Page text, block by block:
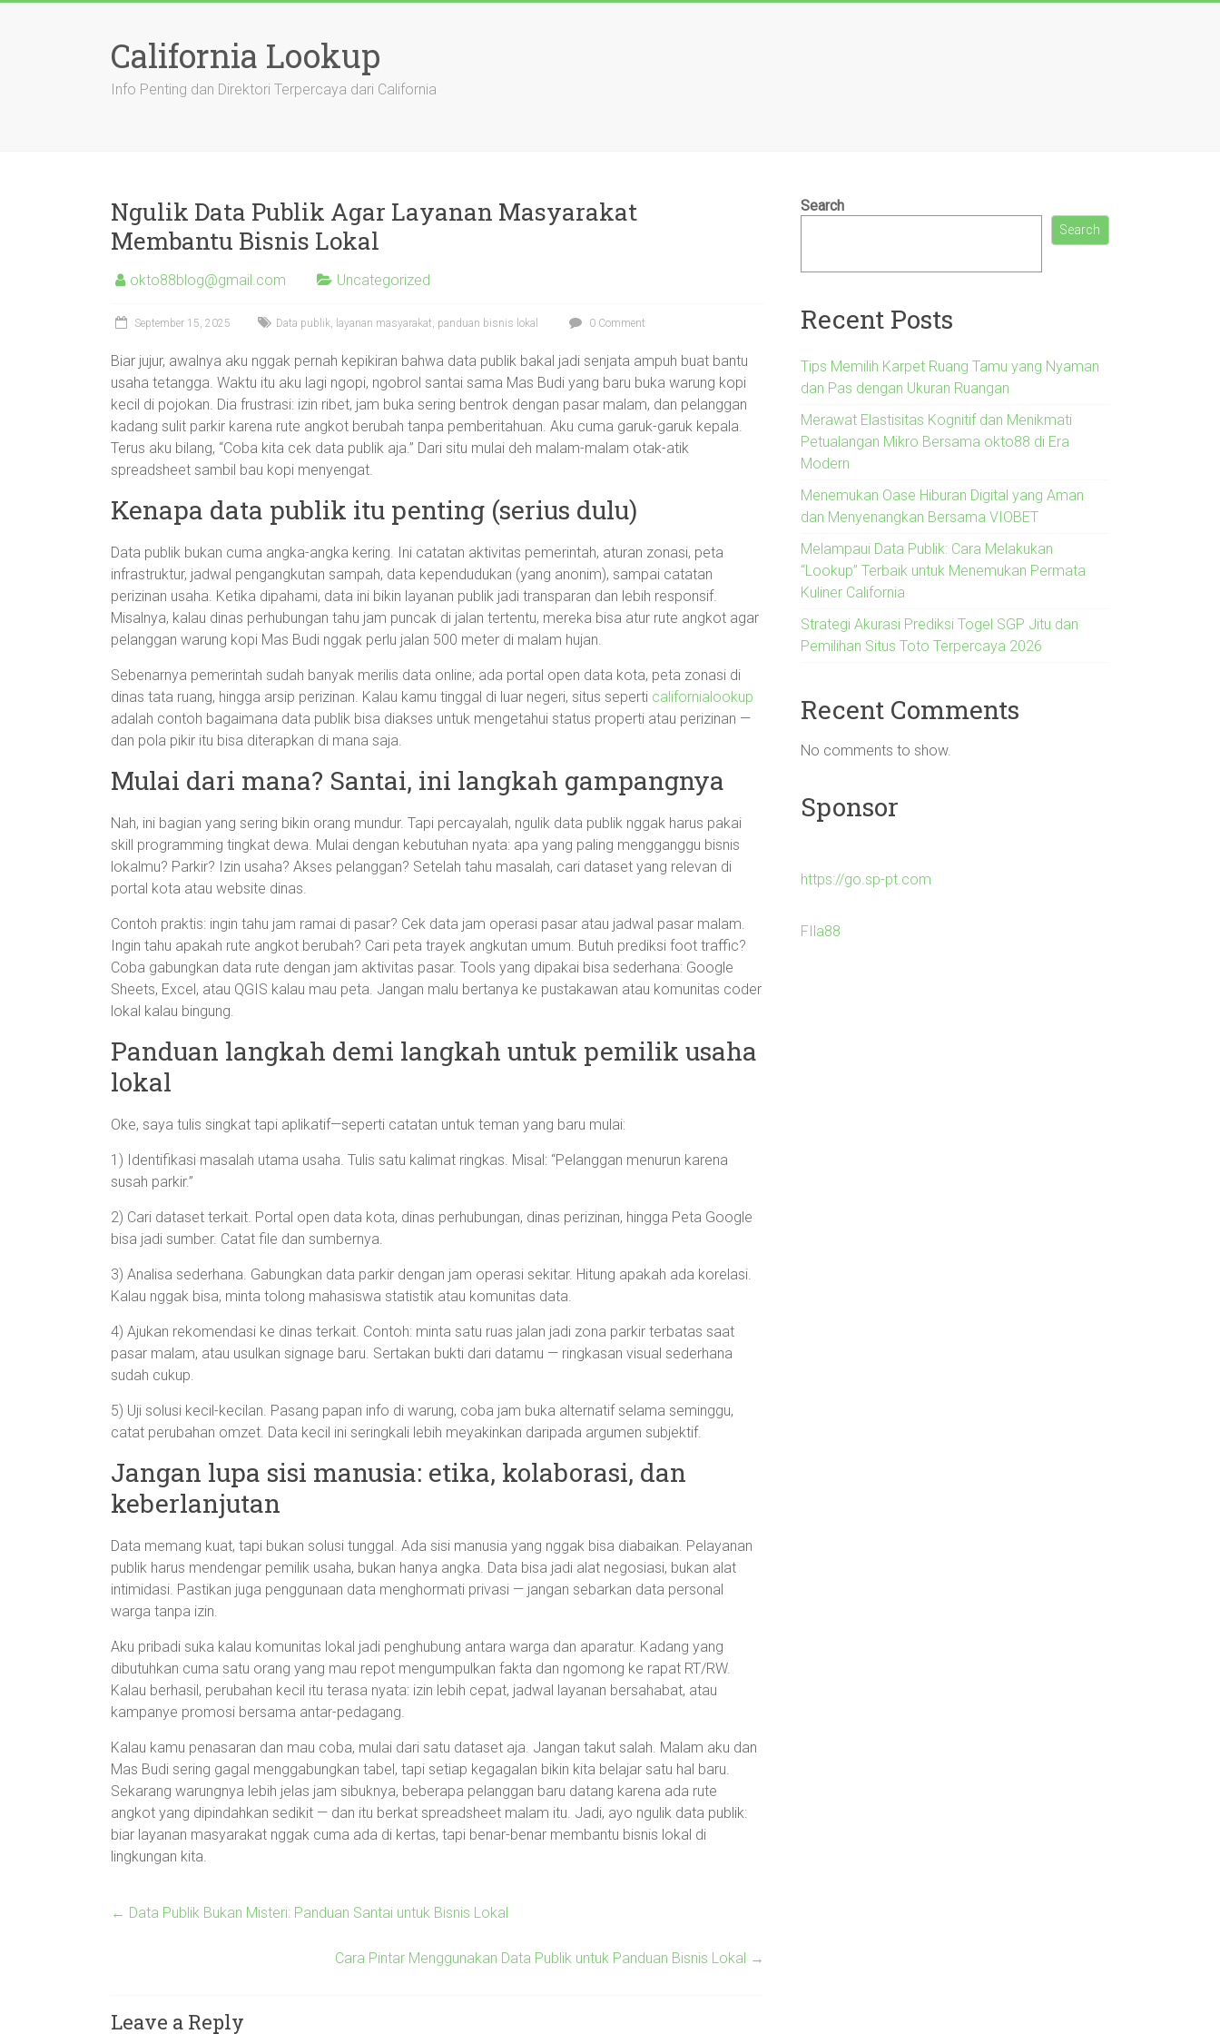
California Lookup
Info Penting dan Direktori Terpercaya dari California
Ngulik Data Publik Agar Layanan Masyarakat
Membantu Bisnis Lokal
okto88blog@gmail.com Uncategorized
September 15, 2025 Data publik, layanan masyarakat, panduan bisnis lokal 0 Comment
Biar jujur, awalnya aku nggak pernah kepikiran bahwa data publik bakal jadi senjata ampuh buat bantu
usaha tetangga. Waktu itu aku lagi ngopi, ngobrol santai sama Mas Budi yang baru buka warung kopi
kecil di pojokan. Dia frustrasi: izin ribet, jam buka sering bentrok dengan pasar malam, dan pelanggan
kadang sulit parkir karena rute angkot berubah tanpa pemberitahuan. Aku cuma garuk-garuk kepala.
Terus aku bilang, “Coba kita cek data publik aja.” Dari situ mulai deh malam-malam otak-atik
spreadsheet sambil bau kopi menyengat.
Kenapa data publik itu penting (serius dulu)
Data publik bukan cuma angka-angka kering. Ini catatan aktivitas pemerintah, aturan zonasi, peta
infrastruktur, jadwal pengangkutan sampah, data kependudukan (yang anonim), sampai catatan
perizinan usaha. Ketika dipahami, data ini bikin layanan publik jadi transparan dan lebih responsif.
Misalnya, kalau dinas perhubungan tahu jam puncak di jalan tertentu, mereka bisa atur rute angkot agar
pelanggan warung kopi Mas Budi nggak perlu jalan 500 meter di malam hujan.
Sebenarnya pemerintah sudah banyak merilis data online; ada portal open data kota, peta zonasi di
dinas tata ruang, hingga arsip perizinan. Kalau kamu tinggal di luar negeri, situs seperti californialookup
adalah contoh bagaimana data publik bisa diakses untuk mengetahui status properti atau perizinan —
dan pola pikir itu bisa diterapkan di mana saja.
Mulai dari mana? Santai, ini langkah gampangnya
Nah, ini bagian yang sering bikin orang mundur. Tapi percayalah, ngulik data publik nggak harus pakai
skill programming tingkat dewa. Mulai dengan kebutuhan nyata: apa yang paling mengganggu bisnis
lokalmu? Parkir? Izin usaha? Akses pelanggan? Setelah tahu masalah, cari dataset yang relevan di
portal kota atau website dinas.
Contoh praktis: ingin tahu jam ramai di pasar? Cek data jam operasi pasar atau jadwal pasar malam.
Ingin tahu apakah rute angkot berubah? Cari peta trayek angkutan umum. Butuh prediksi foot traffic?
Coba gabungkan data rute dengan jam aktivitas pasar. Tools yang dipakai bisa sederhana: Google
Sheets, Excel, atau QGIS kalau mau peta. Jangan malu bertanya ke pustakawan atau komunitas coder
lokal kalau bingung.
Panduan langkah demi langkah untuk pemilik usaha
lokal
Oke, saya tulis singkat tapi aplikatif—seperti catatan untuk teman yang baru mulai:
1) Identifikasi masalah utama usaha. Tulis satu kalimat ringkas. Misal: “Pelanggan menurun karena
susah parkir.”
2) Cari dataset terkait. Portal open data kota, dinas perhubungan, dinas perizinan, hingga Peta Google
bisa jadi sumber. Catat file dan sumbernya.
3) Analisa sederhana. Gabungkan data parkir dengan jam operasi sekitar. Hitung apakah ada korelasi.
Kalau nggak bisa, minta tolong mahasiswa statistik atau komunitas data.
4) Ajukan rekomendasi ke dinas terkait. Contoh: minta satu ruas jalan jadi zona parkir terbatas saat
pasar malam, atau usulkan signage baru. Sertakan bukti dari datamu — ringkasan visual sederhana
sudah cukup.
5) Uji solusi kecil-kecilan. Pasang papan info di warung, coba jam buka alternatif selama seminggu,
catat perubahan omzet. Data kecil ini seringkali lebih meyakinkan daripada argumen subjektif.
Jangan lupa sisi manusia: etika, kolaborasi, dan
keberlanjutan
Data memang kuat, tapi bukan solusi tunggal. Ada sisi manusia yang nggak bisa diabaikan. Pelayanan
publik harus mendengar pemilik usaha, bukan hanya angka. Data bisa jadi alat negosiasi, bukan alat
intimidasi. Pastikan juga penggunaan data menghormati privasi — jangan sebarkan data personal
warga tanpa izin.
Aku pribadi suka kalau komunitas lokal jadi penghubung antara warga dan aparatur. Kadang yang
dibutuhkan cuma satu orang yang mau repot mengumpulkan fakta dan ngomong ke rapat RT/RW.
Kalau berhasil, perubahan kecil itu terasa nyata: izin lebih cepat, jadwal layanan bersahabat, atau
kampanye promosi bersama antar-pedagang.
Kalau kamu penasaran dan mau coba, mulai dari satu dataset aja. Jangan takut salah. Malam aku dan
Mas Budi sering gagal menggabungkan tabel, tapi setiap kegagalan bikin kita belajar satu hal baru.
Sekarang warungnya lebih jelas jam sibuknya, beberapa pelanggan baru datang karena ada rute
angkot yang dipindahkan sedikit — dan itu berkat spreadsheet malam itu. Jadi, ayo ngulik data publik:
biar layanan masyarakat nggak cuma ada di kertas, tapi benar-benar membantu bisnis lokal di
lingkungan kita.
← Data Publik Bukan Misteri: Panduan Santai untuk Bisnis Lokal
Cara Pintar Menggunakan Data Publik untuk Panduan Bisnis Lokal →
Leave a Reply
Search
Search
Recent Posts
Tips Memilih Karpet Ruang Tamu yang Nyaman
dan Pas dengan Ukuran Ruangan
Merawat Elastisitas Kognitif dan Menikmati
Petualangan Mikro Bersama okto88 di Era
Modern
Menemukan Oase Hiburan Digital yang Aman
dan Menyenangkan Bersama VIOBET
Melampaui Data Publik: Cara Melakukan
“Lookup” Terbaik untuk Menemukan Permata
Kuliner California
Strategi Akurasi Prediksi Togel SGP Jitu dan
Pemilihan Situs Toto Terpercaya 2026
Recent Comments
No comments to show.
Sponsor
https://go.sp-pt.com
FIla88